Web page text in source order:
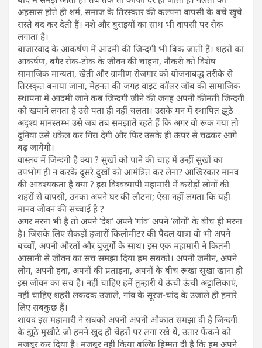
अहसास होते ही शर्म, समाज के तिरस्कार की कल्पना वापसी के बचे खुचे
रास्ते बंद कर देती हैं। नशे और बुराइयों का साथ भी वापसी पर रोक
लगाता है।
बाजारवाद के आकर्षण में आदमी की जिन्दगी भी बिक जाती है। शहरों का
आकर्षण, बगैर रोक-टोक के जीवन की चाहना, नौकरी को विशेष
सामाजिक मान्यता, खेती और ग्रामीण रोजगार को योजनाबद्ध तरीके से
तिरस्कृत बनाया जाना, मेहनत की जगह वाइट कॉलर जॉब की सामाजिक
स्थापना में आदमी जाने कब जिन्दगी जीने की जगह अपनी कीमती जिन्दगी
को खपाने लगता है उसे पता ही नहीं चलता। उसके मन में स्थापित झूठे
अदृश्य मानस्तम्भ उसे जब तब समझाते रहते हैं कि अगर वो रूक गया तो
दुनिया उसे धकेल कर गिरा देगी और फिर उसके ही ऊपर से चढकर आगे
बढ़ जायेगी।
वास्तव में जिन्दगी है क्या ? सुखों को पाने की चाह में उन्हीं सुखों का
उपभोग ही न करके दूसरे दुखों को आमंत्रित कर लेना? आखिरकार मानव
की आवश्यकता है क्या ? इस विश्वव्यापी महामारी में करोड़ों लोगों की
शहरों से वापसी, उनका अपने घर की लौटना; ऐसा नहीं लगता कि यही
मानव जीवन की सच्चाई है ?
अगर मरना भी है तो अपने ’देश’ अपने ’गांव’ अपने ’लोगों’ के बीच ही मरना
है। जिसके लिए सैकड़ों हजारों किलोमीटर की पैदल यात्रा वो भी अपने
बच्चों, अपनी औरतों और बुजुर्गो के साथ। इस एक महामारी ने कितनी
आसानी से जीवन का सच समझा दिया हम सबको। अपनी जमीन, अपने
लोग, अपनी हवा, अपनों की प्रताड़ना, अपनों के बीच रूखा सूखा खाना ही
इस जीवन का सच है। नहीं चाहिए हमें तुम्हारी ये ऊंची ऊंची अट्टालिकाएं,
नहीं चाहिए शहरी लकदक उजाले, गांव के सूरज-चांद के उजाले ही हमारे
लिए सबकुछ हैं।
शायद इस महामारी ने सबको अपनी अपनी औकात समझा दी है जिन्दगी
के झूठे मुखौटे जो हमने खुद ही चेहरों पर लगा रखे थे, उतार फेंकने को
मजबूर कर दिया है। मजबूर नहीं किया बल्कि हिम्मत दी है कि हम अपने